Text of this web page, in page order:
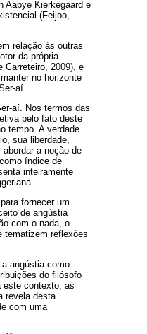
Aabye Kierkegaard e
(Feijoo,
relação às outras
da própria
Carreteiro, 2009), e
no horizonte
aí.
aí. Nos termos das
pelo fato deste
tempo. A verdade
sua liberdade,
a noção de
índice de
inteiramente
fornecer um
de angústia
com o nada, o
tematizem reflexões
angústia como
do filósofo
este contexto, as
revela desta
com uma